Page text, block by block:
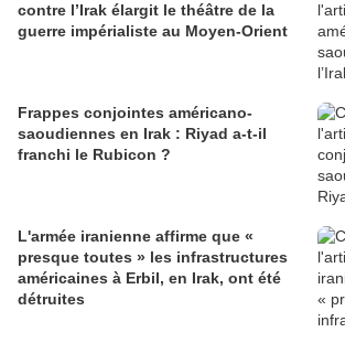
contre l’Irak élargit le théâtre de la
guerre impérialiste au Moyen-Orient
Frappes conjointes américano-
saoudiennes en Irak : Riyad a-t-il
franchi le Rubicon ?
L'armée iranienne affirme que «
presque toutes » les infrastructures
américaines à Erbil, en Irak, ont été
détruites